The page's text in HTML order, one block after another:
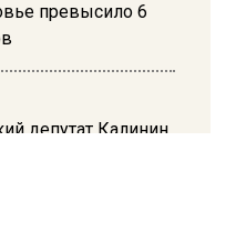
превысило 6
депутат Калинин